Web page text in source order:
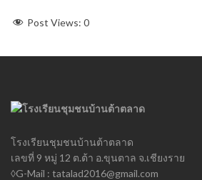
Post Views: 0
โรงเรียนชุมชนบ้านต้าตลาด
เลขที่ 9 หมู่ 12 ต.ต้า อ.ขุนตาล จ.เชียงราย
◊G-Mail : tatalad2016@gmail.com